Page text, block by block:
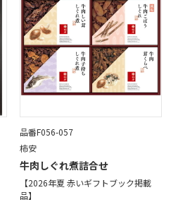
品番F056-057
柿安
牛肉しぐれ煮詰合せ
【2026年夏 赤いギフトブック掲載
品】